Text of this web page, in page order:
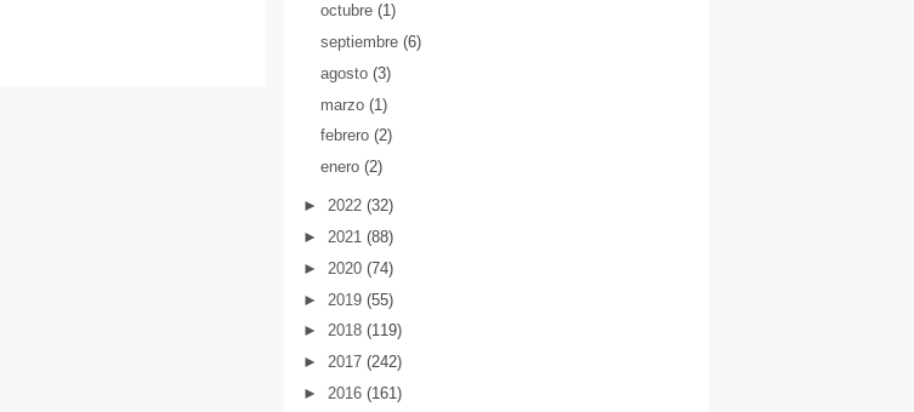
octubre(1)
septiembre(6)
agosto(3)
marzo(1)
febrero(2)
enero(2)
► 2022 (32)
► 2021 (88)
► 2020 (74)
► 2019 (55)
► 2018 (119)
► 2017 (242)
► 2016 (161)